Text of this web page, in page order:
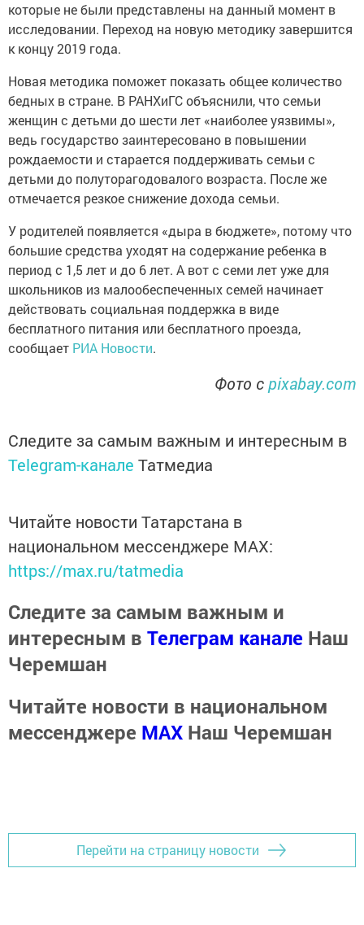
которые не были представлены на данный момент в
исследовании. Переход на новую методику завершится
к концу 2019 года.
Новая методика поможет показать общее количество
бедных в стране. В РАНХиГС объяснили, что семьи
женщин с детьми до шести лет «наиболее уязвимы»,
ведь государство заинтересовано в повышении
рождаемости и старается поддерживать семьи с
детьми до полуторагодовалого возраста. После же
отмечается резкое снижение дохода семьи.
У родителей появляется «дыра в бюджете», потому что
большие средства уходят на содержание ребенка в
период с 1,5 лет и до 6 лет. А вот с семи лет уже для
школьников из малообеспеченных семей начинает
действовать социальная поддержка в виде
бесплатного питания или бесплатного проезда,
сообщает РИА Новости.
Фото сpixabay.com
Следите за самым важным и интересным в
Telegram-канале Татмедиа
Читайте новости Татарстана в
национальном мессенджере MАХ:
https://max.ru/tatmedia
Следите за самым важным и
интересным в Телеграм канале Наш
Черемшан
Читайте новости в национальном
мессенджере MАХ Наш Черемшан
Перейти на страницу новости